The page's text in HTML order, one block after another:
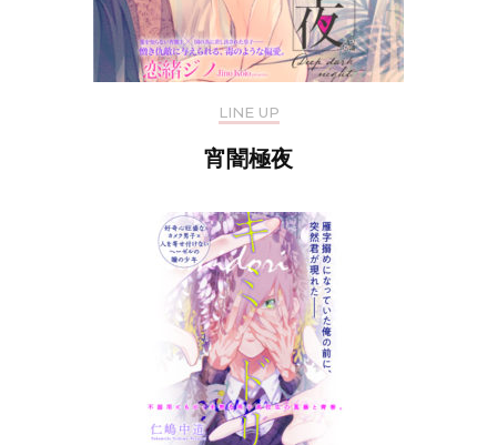
LINE UP
宵闇極夜